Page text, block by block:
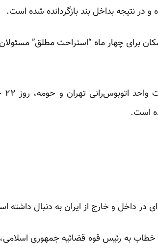
برای چهار ماه “استراحت مطلق”
است.
داخل و خارج از ایران به دنبال داشته
خطاب به رئیس قوه قضائیه جمهوری